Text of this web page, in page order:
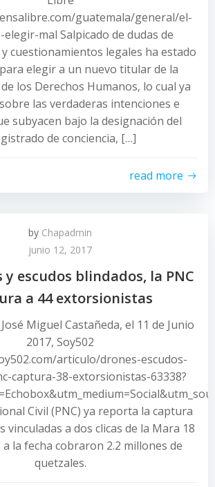
guatemala/general/el-
mal Salpicado de dudas de
cuestionamientos legales ha estado
elegir a un nuevo titular de la
los Derechos Humanos, lo cual ya
las verdaderas intenciones e
subyacen bajo la designación del
de conciencia, […]
read more
by Chapadmin
junio 12, 2017
y escudos blindados, la PNC
a 44 extorsionistas
Miguel Castañeda, el 11 de Junio
2017, Soy502
articulo/drones-escudos-
captura-38-extorsionistas-63338?
Civil (PNC) ya reporta la captura
vinculadas a dos clicas de la Mara 18
a la fecha cobraron 2.2 millones de
quetzales.